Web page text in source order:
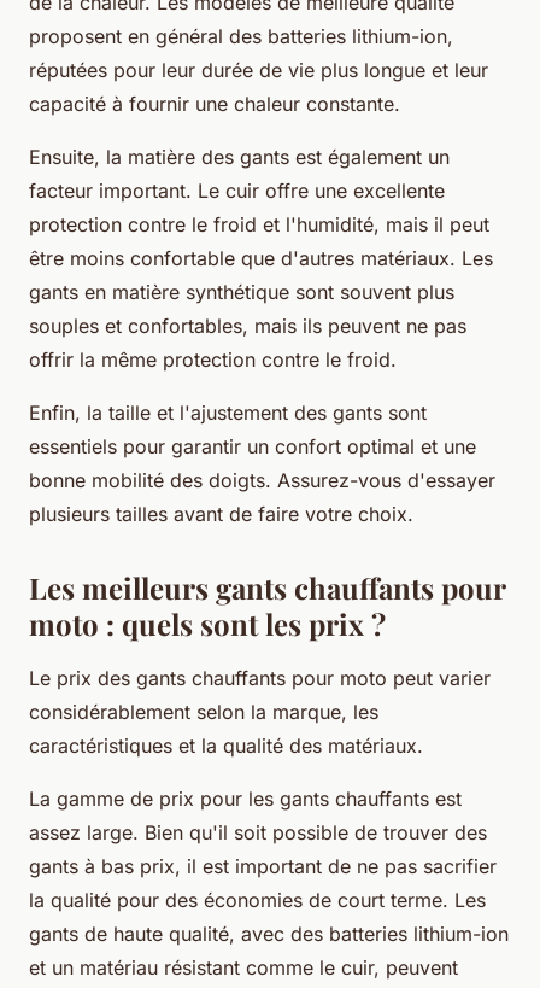
proposent en général des batteries lithium-ion,
réputées pour leur durée de vie plus longue et leur
capacité à fournir une chaleur constante.
Ensuite, la matière des gants est également un
facteur important. Le cuir offre une excellente
protection contre le froid et l'humidité, mais il peut
être moins confortable que d'autres matériaux. Les
gants en matière synthétique sont souvent plus
souples et confortables, mais ils peuvent ne pas
offrir la même protection contre le froid.
Enfin, la taille et l'ajustement des gants sont
essentiels pour garantir un confort optimal et une
bonne mobilité des doigts. Assurez-vous d'essayer
plusieurs tailles avant de faire votre choix.
Les meilleurs gants chauffants pour
moto : quels sont les prix ?
Le prix des gants chauffants pour moto peut varier
considérablement selon la marque, les
caractéristiques et la qualité des matériaux.
La gamme de prix pour les gants chauffants est
assez large. Bien qu'il soit possible de trouver des
gants à bas prix, il est important de ne pas sacrifier
la qualité pour des économies de court terme. Les
gants de haute qualité, avec des batteries lithium-ion
et un matériau résistant comme le cuir, peuvent